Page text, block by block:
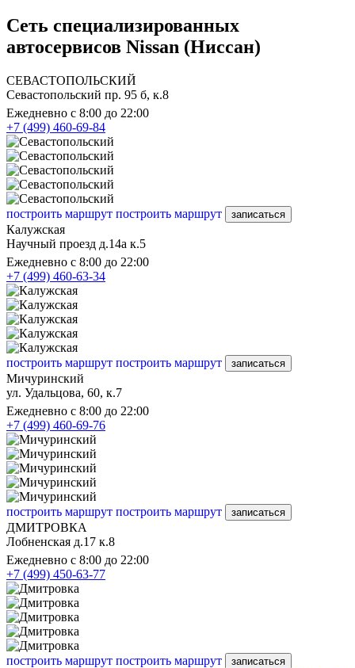
Сеть специализированных
автосервисов Nissan (Ниссан)
СЕВАСТОПОЛЬСКИЙ
Севастопольский пр. 95 б, к.8
Ежедневно с 8:00 до 22:00
+7 (499) 460-69-84
построить маршрут построить маршрут записаться
Калужская
Научный проезд д.14а к.5
Ежедневно с 8:00 до 22:00
+7 (499) 460-63-34
построить маршрут построить маршрут записаться
Мичуринский
ул. Удальцова, 60, к.7
Ежедневно с 8:00 до 22:00
+7 (499) 460-69-76
построить маршрут построить маршрут записаться
ДМИТРОВКА
Лобненская д.17 к.8
Ежедневно с 8:00 до 22:00
+7 (499) 450-63-77
построить маршрут построить маршрут записаться